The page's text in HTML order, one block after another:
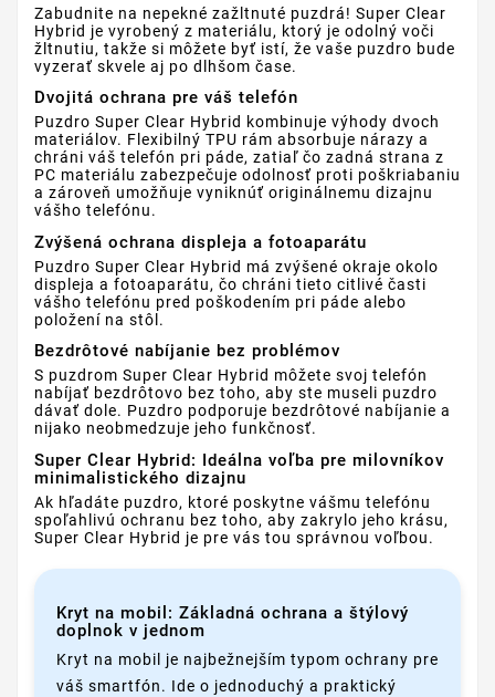
Zabudnite na nepekné zažltnuté puzdrá! Super Clear
Hybrid je vyrobený z materiálu, ktorý je odolný voči
žltnutiu, takže si môžete byť istí, že vaše puzdro bude
vyzerať skvele aj po dlhšom čase.
Dvojitá ochrana pre váš telefón
Puzdro Super Clear Hybrid kombinuje výhody dvoch
materiálov. Flexibilný TPU rám absorbuje nárazy a
chráni váš telefón pri páde, zatiaľ čo zadná strana z
PC materiálu zabezpečuje odolnosť proti poškriabaniu
a zároveň umožňuje vyniknúť originálnemu dizajnu
vášho telefónu.
Zvýšená ochrana displeja a fotoaparátu
Puzdro Super Clear Hybrid má zvýšené okraje okolo
displeja a fotoaparátu, čo chráni tieto citlivé časti
vášho telefónu pred poškodením pri páde alebo
položení na stôl.
Bezdrôtové nabíjanie bez problémov
S puzdrom Super Clear Hybrid môžete svoj telefón
nabíjať bezdrôtovo bez toho, aby ste museli puzdro
dávať dole. Puzdro podporuje bezdrôtové nabíjanie a
nijako neobmedzuje jeho funkčnosť.
Super Clear Hybrid: Ideálna voľba pre milovníkov
minimalistického dizajnu
Ak hľadáte puzdro, ktoré poskytne vášmu telefónu
spoľahlivú ochranu bez toho, aby zakrylo jeho krásu,
Super Clear Hybrid je pre vás tou správnou voľbou.
Kryt na mobil: Základná ochrana a štýlový
doplnok v jednom
Kryt na mobil je najbežnejším typom ochrany pre
váš smartfón. Ide o jednoduchý a praktický